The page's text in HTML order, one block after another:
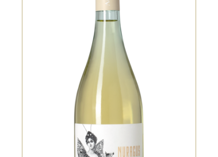
Blanc
Nez parfumé, Notes aromatiques
d’herbes essentielles. Riche et
agréablement douce.